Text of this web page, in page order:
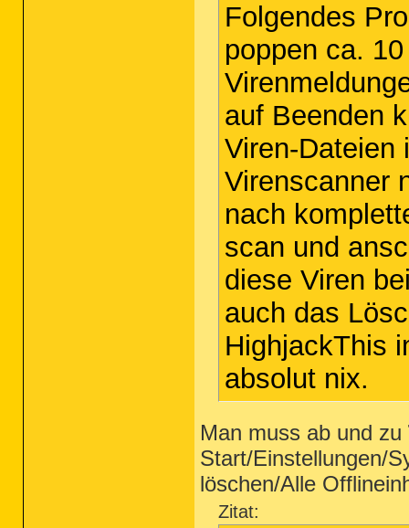
Folgendes
poppen ca.
auf Beenden
Viren-Dateien
Virenscanner
nach
scan und
diese Viren
auch das
HighjackThis
absolut nix.
Man muss ab und zu
Start/Einstellungen/
löschen/Alle
Zitat: